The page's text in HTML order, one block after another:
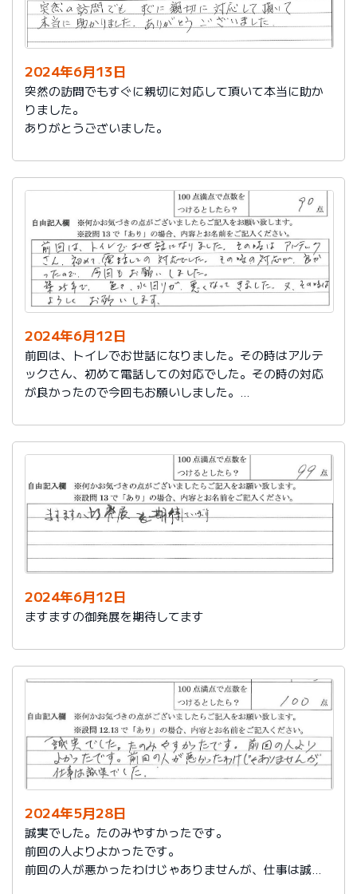
2024年6月13日
突然の訪問でもすぐに親切に対応して頂いて本当に助か
りました。
ありがとうございました。
2024年6月12日
前回は、トイレでお世話になりました。その時はアルテ
ックさん、初めて電話しての対応でした。その時の対応
が良かったので今回もお願いしました。
時はよろしくお願いします。
2024年6月12日
ますますの御発展を期待してます
2024年5月28日
誠実でした。たのみやすかったです。
前回の人よりよかったです。
前回の人が悪かったわけじゃありませんが、仕事は誠実